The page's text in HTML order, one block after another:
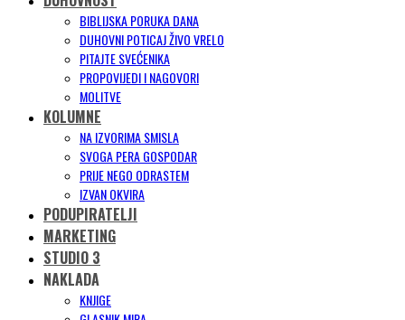
BIBLIJSKA PORUKA DANA
DUHOVNI POTICAJ ŽIVO VRELO
PITAJTE SVEĆENIKA
PROPOVIJEDI I NAGOVORI
MOLITVE
KOLUMNE
NA IZVORIMA SMISLA
SVOGA PERA GOSPODAR
PRIJE NEGO ODRASTEM
IZVAN OKVIRA
PODUPIRATELJI
MARKETING
STUDIO 3
NAKLADA
KNJIGE